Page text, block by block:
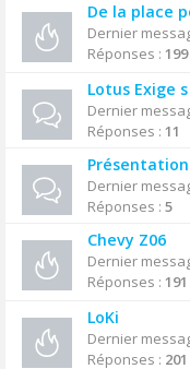
De la place
Dernier
Réponses : 199
Lotus Exige
Dernier
Réponses : 11
Dernier
Réponses : 5
Chevy Z06
Dernier
Réponses : 191
LoKi
Dernier
Réponses : 201